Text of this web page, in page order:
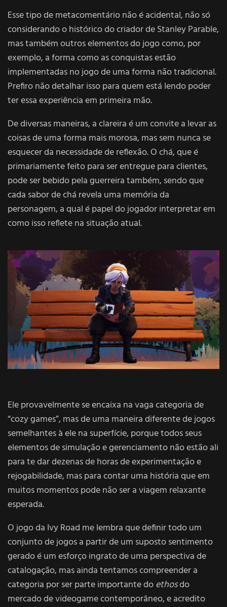
Esse tipo de metacomentário não é acidental, não só
considerando o histórico do criador de Stanley Parable,
mas também outros elementos do jogo como, por
exemplo, a forma como as conquistas estão
implementadas no jogo de uma forma não tradicional.
Prefiro não detalhar isso para quem está lendo poder
ter essa experiência em primeira mão.
De diversas maneiras, a clareira é um convite a levar as
coisas de uma forma mais morosa, mas sem nunca se
esquecer da necessidade de reflexão. O chá, que é
primariamente feito para ser entregue para clientes,
pode ser bebido pela guerreira também, sendo que
cada sabor de chá revela uma memória da
personagem, a qual é papel do jogador interpretar em
como isso reflete na situação atual.
Ele provavelmente se encaixa na vaga categoria de
“cozy games”, mas de uma maneira diferente de jogos
semelhantes à ele na superfície, porque todos seus
elementos de simulação e gerenciamento não estão ali
para te dar dezenas de horas de experimentação e
rejogabilidade, mas para contar uma história que em
muitos momentos pode não ser a viagem relaxante
esperada.
O jogo da Ivy Road me lembra que definir todo um
conjunto de jogos a partir de um suposto sentimento
gerado é um esforço ingrato de uma perspectiva de
catalogação, mas ainda tentamos compreender a
categoria por ser parte importante doethosdo
mercado de videogame contemporâneo, e acredito